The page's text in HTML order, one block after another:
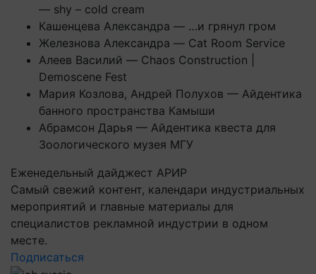
— shy – cold cream
Кашенцева Александра — …и грянул гром
Железнова Александра — Cat Room Service
Алеев Василий — Chaos Construction |
Demoscene Fest
Мария Козлова, Андрей Полухов — Айдентика
банного пространства Камыши
Абрамсон Дарья — Айдентика квеста для
Зоологического музея МГУ
Еженедельный дайджест АРИР
Самый свежий контент, календари индустриальных
мероприятий и главные материалы для
специалистов рекламной индустрии в одном
месте.
Подписаться